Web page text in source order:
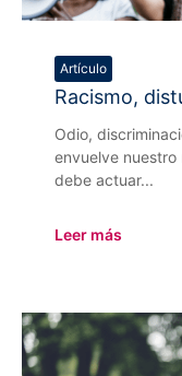
Artículo
Racismo,
Odio,
envuelve nuestro
debe actuar...
Leer más